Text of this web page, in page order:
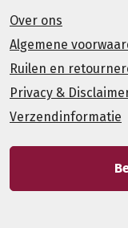
Over ons
Algemene
Ruilen en
Privacy &
Verzendinformatie